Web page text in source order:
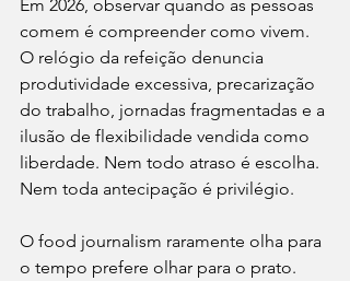
Em 2026, observar quando as pessoas
comem é compreender como vivem.
O relógio da refeição denuncia
produtividade excessiva, precarização
do trabalho, jornadas fragmentadas e a
ilusão de flexibilidade vendida como
liberdade. Nem todo atraso é escolha.
Nem toda antecipação é privilégio.
O food journalism raramente olha para
o tempo prefere olhar para o prato.